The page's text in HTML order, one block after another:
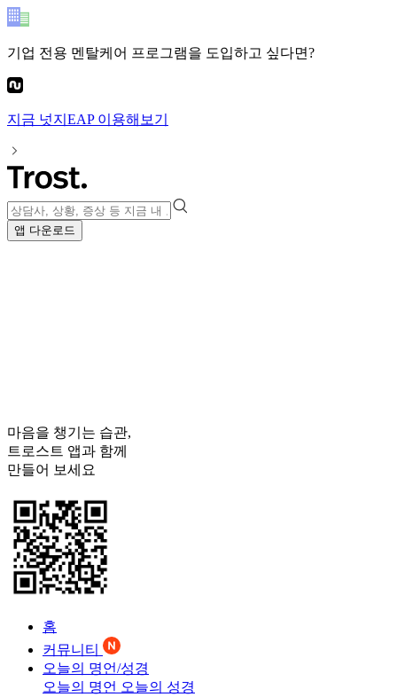
기업 전용 멘탈케어 프로그램을 도입하고 싶다면?
지금 넛지EAP이용해보기
앱 다운로드
마음을 챙기는 습관,
트로스트 앱과 함께
만들어 보세요
홈
커뮤니티
오늘의 명언/성경
오늘의 명언 오늘의 성경